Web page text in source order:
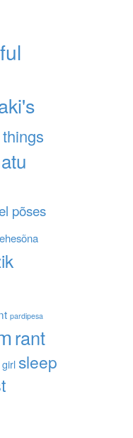
põses
pardipesa
rant
sleep